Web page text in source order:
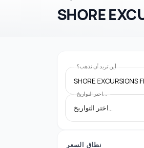
SHORE
أين تريد أن تذهب؟
اختر التواريخ...
نطاق السعر